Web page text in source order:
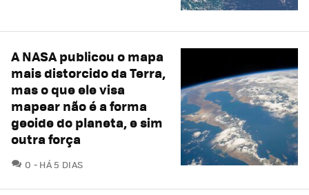
A NASA publicou o mapa
mais distorcido da Terra,
mas o que ele visa
mapear não é a forma
geoide do planeta, e sim
outra força
0 COMENTÁRIOS
HÁ 5 DIAS